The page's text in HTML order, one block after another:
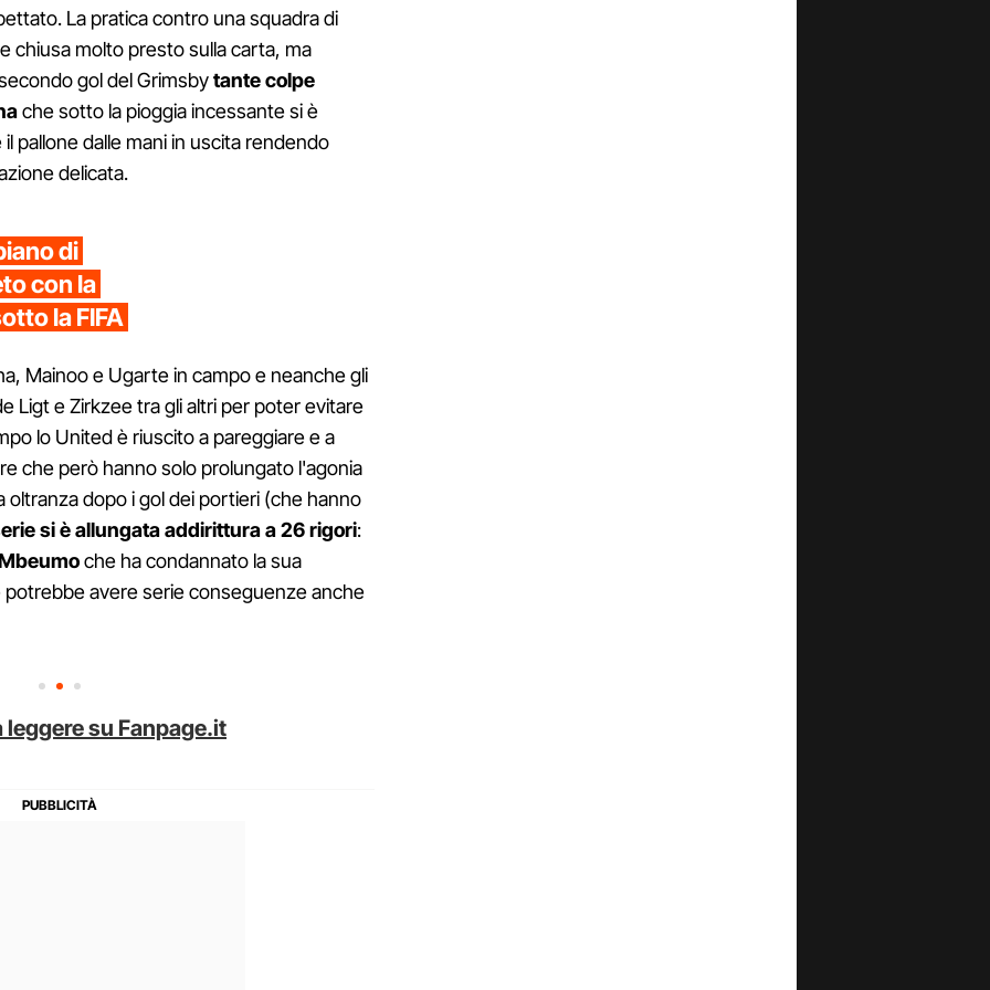
La pratica contro una squadra di
chiusa molto presto sulla carta, ma
gol del Grimsbytante colpe
che sotto la pioggia incessante si è
pallone dalle mani in uscita rendendo
delicata.
di
con la
la FIFA
Mainoo e Ugarte in campo e neanche gli
Ligt e Zirkzee tra gli altri per poter evitare
lo United è riuscito a pareggiare e a
che però hanno solo prolungato l'agonia
oltranza dopo i gol dei portieri (che hanno
si è allungata addirittura a 26 rigori:
che ha condannato la sua
avere serie conseguenze anche
leggere su Fanpage.it